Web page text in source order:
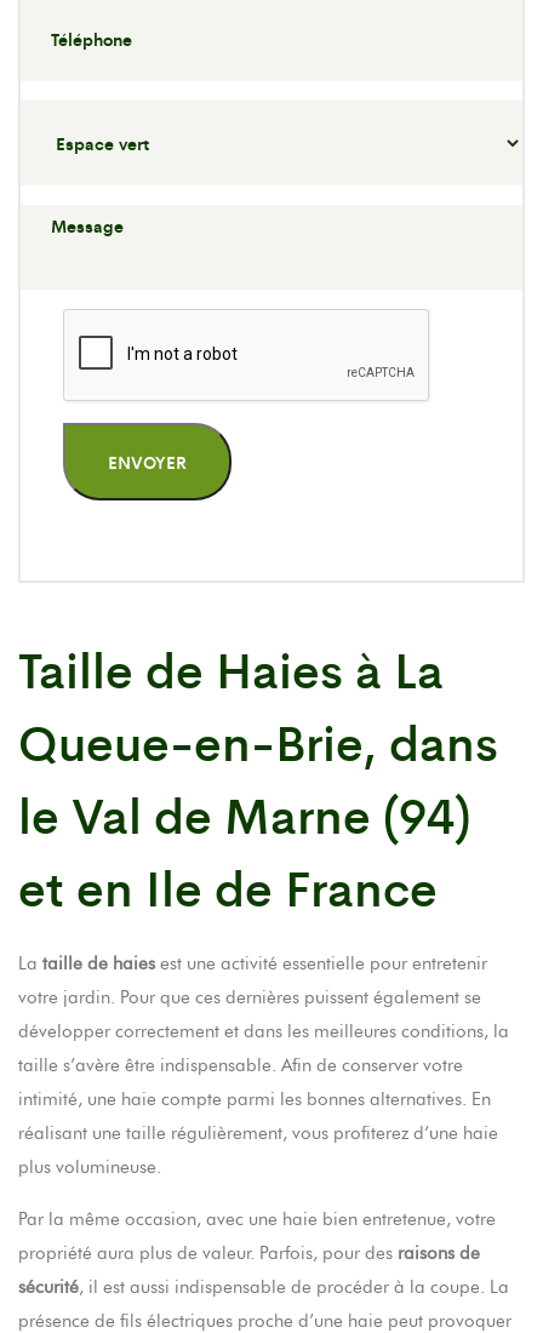
ENVOYER
Taille de Haies à La
Queue-en-Brie, dans
le Val de Marne (94)
et en Ile de France
La taille de haies est une activité essentielle pour entretenir
votre jardin. Pour que ces dernières puissent également se
développer correctement et dans les meilleures conditions, la
taille s’avère être indispensable. Afin de conserver votre
intimité, une haie compte parmi les bonnes alternatives. En
réalisant une taille régulièrement, vous profiterez d’une haie
plus volumineuse.
Par la même occasion, avec une haie bien entretenue, votre
propriété aura plus de valeur. Parfois, pour des raisons de
sécurité, il est aussi indispensable de procéder à la coupe. La
présence de fils électriques proche d’une haie peut provoquer